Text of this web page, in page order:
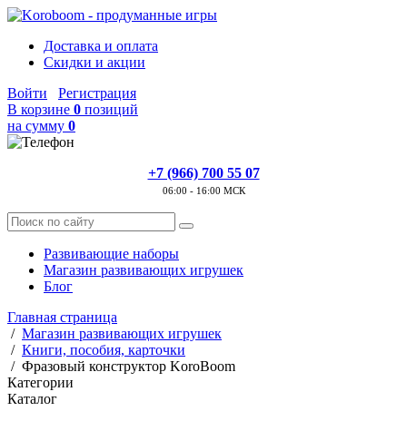
Доставка и оплата
Скидки и акции
Войти
Регистрация
В корзине 0 позиций
на сумму 0
+7 (966) 700 55 07
06:00 - 16:00 МСК
Развивающие наборы
Магазин развивающих игрушек
Блог
Главная страница
/ Магазин развивающих игрушек
/ Книги, пособия, карточки
/ Фразовый конструктор KoroBoom
Категории
Каталог